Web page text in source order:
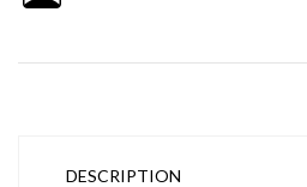
DESCRIPTION